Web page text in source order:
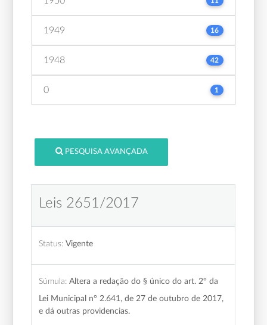
1949 16
1948 42
0 1
PESQUISA AVANÇADA
Leis 2651/2017
Status: Vigente
Súmula: Altera a redação do § único do art. 2° da
Lei Municipal n° 2.641, de 27 de outubro de 2017,
e dá outras providencias.